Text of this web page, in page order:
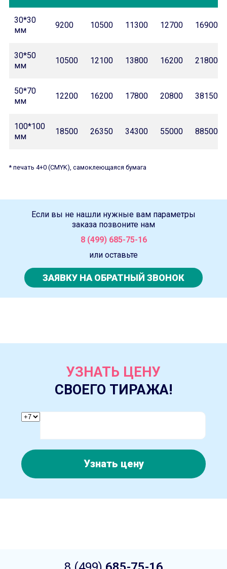
30*30
мм
9200 10500 11300 12700 16900
30*50
мм
10500 12100 13800 16200 21800
50*70
мм
12200 16200 17800 20800 38150
100*100
мм
18500 26350 34300 55000 88500
* печать 4+0 (CMYK), самоклеющаяся бумага
Если вы не нашли нужные вам параметры
заказа позвоните нам
8 (499) 685-75-16
или оставьте
ЗАЯВКУ НА ОБРАТНЫЙ ЗВОНОК
УЗНАТЬ ЦЕНУ
СВОЕГО ТИРАЖА!
Узнать цену